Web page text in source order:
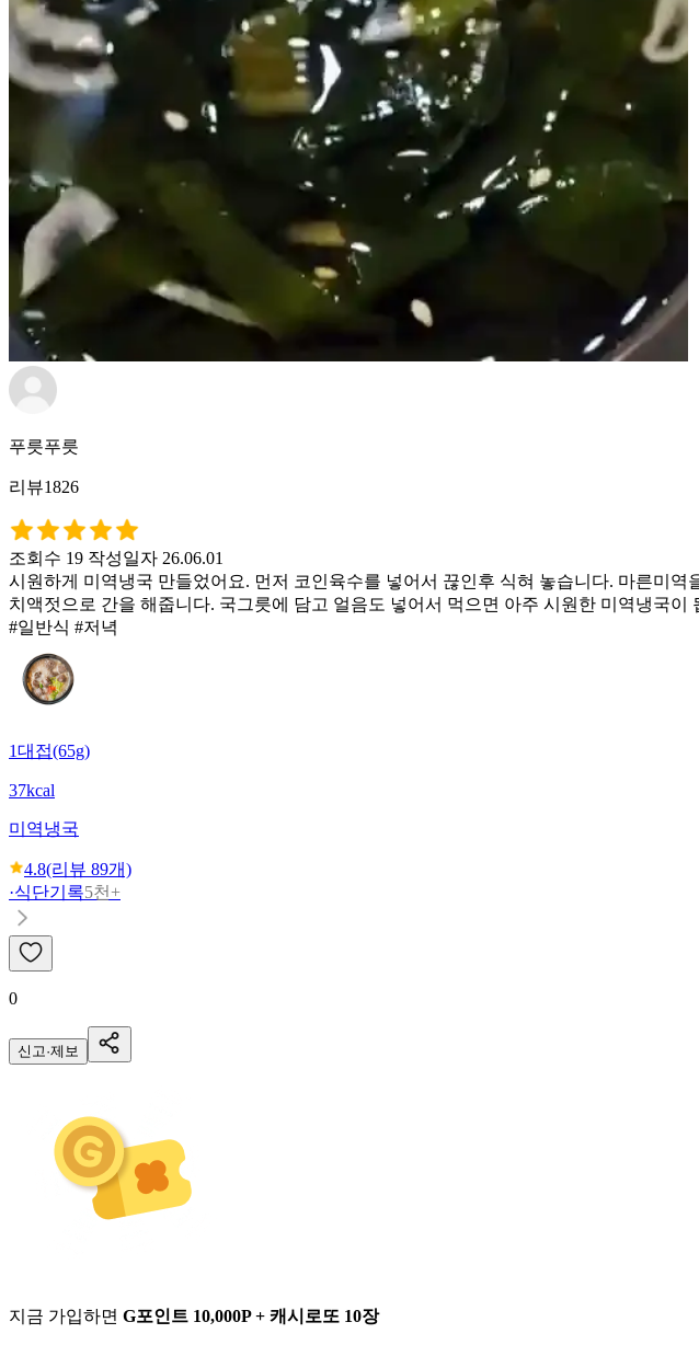
푸릇푸릇
리뷰1826
조회수 19 작성일자 26.06.01
시원하게 미역냉국 만들었어요. 먼저 코인육수를 넣어서 끊인후 식혀 놓습니다. 마른미
치액젓으로 간을 해줍니다. 국그릇에 담고 얼음도 넣어서 먹으면 아주 시원한 미역냉국이
#일반식 #저녁
1대접(65g)
37kcal
미역냉국
4.8(리뷰 89개)
·식단기록5천+
0
신고·제보
지금 가입하면 G포인트 10,000P + 캐시로또 10장